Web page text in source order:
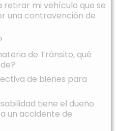
retirar mi vehículo que se
una contravención de
de Tránsito, qué
de bienes para
tiene el dueño
un accidente de